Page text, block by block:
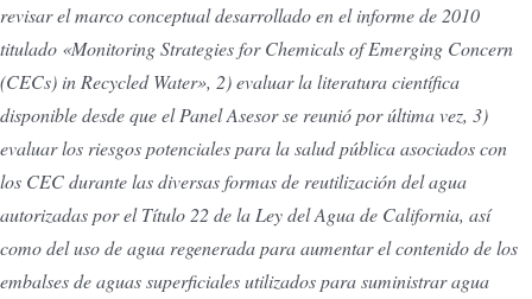
revisar el marco conceptual desarrollado en el informe de 2010
titulado «Monitoring Strategies for Chemicals of Emerging Concern
(CECs) in Recycled Water», 2) evaluar la literatura científica
disponible desde que el Panel Asesor se reunió por última vez, 3)
evaluar los riesgos potenciales para la salud pública asociados con
los CEC durante las diversas formas de reutilización del agua
autorizadas por el Título 22 de la Ley del Agua de California, así
como del uso de agua regenerada para aumentar el contenido de los
embalses de aguas superficiales utilizados para suministrar agua